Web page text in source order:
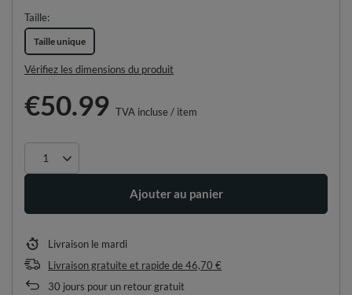
Taille
Taille unique
Vérifiez les dimensions du produit
€50.99 TVA incluse/ item
Ajouter au panier
Livraison le mardi
Livraison gratuite et rapidede46,70 €
30 jours pour un retour gratuit